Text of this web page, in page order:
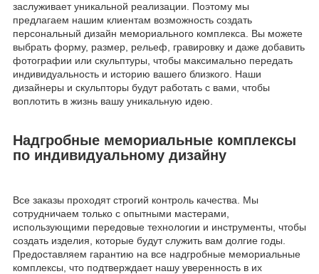
заслуживает уникальной реализации. Поэтому мы
предлагаем нашим клиентам возможность создать
персональный дизайн мемориального комплекса. Вы можете
выбрать форму, размер, рельеф, гравировку и даже добавить
фотографии или скульптуры, чтобы максимально передать
индивидуальность и историю вашего близкого. Наши
дизайнеры и скульпторы будут работать с вами, чтобы
воплотить в жизнь вашу уникальную идею.
Надгробные мемориальные комплексы
по индивидуальному дизайну
Все заказы проходят строгий контроль качества. Мы
сотрудничаем только с опытными мастерами,
использующими передовые технологии и инструменты, чтобы
создать изделия, которые будут служить вам долгие годы.
Предоставляем гарантию на все надгробные мемориальные
комплексы, что подтверждает нашу уверенность в их